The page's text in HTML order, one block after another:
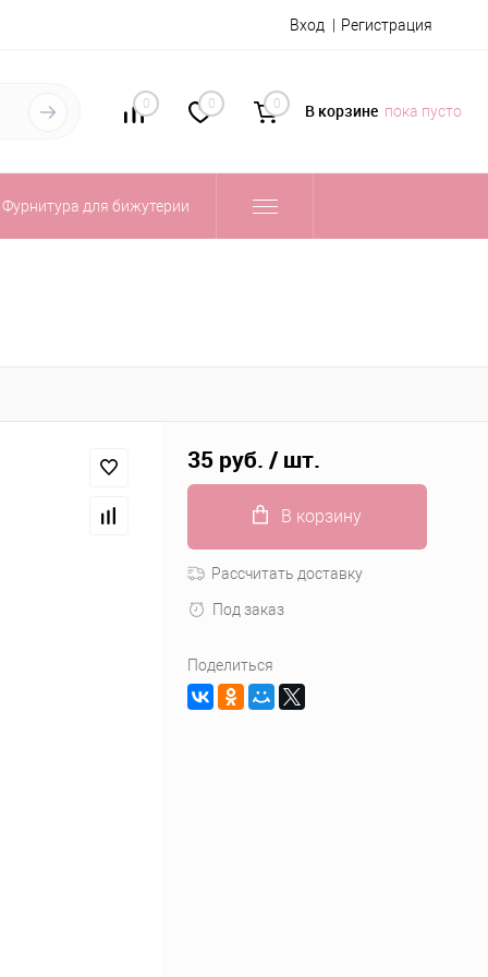
Вход Регистрация
0 0 0 В корзине пока пусто
Фурнитура для бижутерии
35 руб. / шт.
В корзину
Рассчитать доставку
Под заказ
Поделиться